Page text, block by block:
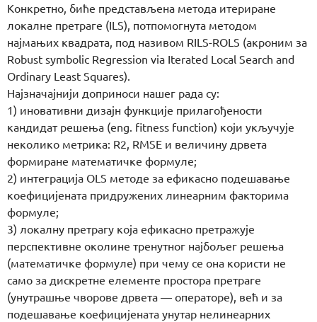
Конкретно, биће представљена метода итериране
локалне претраге (ILS), потпомогнута методом
најмањих квадрата, под називом RILS-ROLS (акроним за
Robust symbolic Regression via Iterated Local Search and
Ordinary Least Squares).
Најзначајнији доприноси нашег рада су:
1) иновативни дизајн функције прилагођености
кандидат решења (eng. fitness function) који укључује
неколико метрика: R2, RMSE и величину дрвета
формиране математичке формуле;
2) интеграција OLS методе за ефикасно подешавање
коефицијената придружених линеарним факторима
формуле;
3) локалну претрагу која ефикасно претражује
перспективне околине тренутног најбољег решења
(математичке формуле) при чему се она користи не
само за дискретне елементе простора претраге
(унутрашње чворове дрвета — операторе), већ и за
подешавање коефицијената унутар нелинеарних